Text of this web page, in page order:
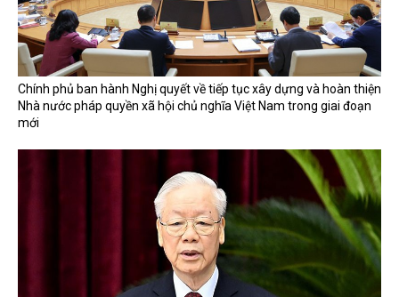
Chính phủ ban hành Nghị quyết về tiếp tục xây dựng và hoàn thiện
Nhà nước pháp quyền xã hội chủ nghĩa Việt Nam trong giai đoạn
mới